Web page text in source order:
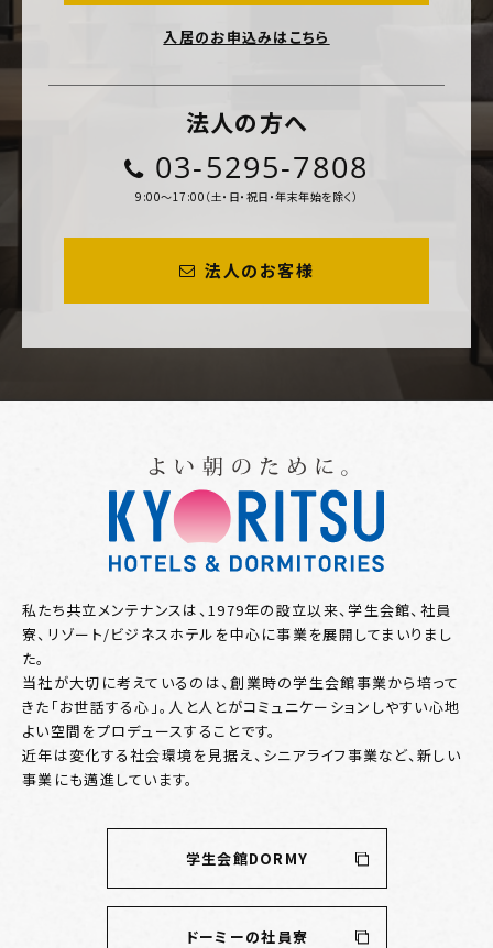
入居のお申込みはこちら
法人の方へ
03-5295-7808
9:00～17:00（土・日・祝日・年末年始を除く）
法人のお客様
私たち共立メンテナンスは、1979年の設立以来、学生会館、社員
寮、リゾート/ビジネスホテルを中心に事業を展開してまいりまし
た。
当社が大切に考えているのは、創業時の学生会館事業から培って
きた「お世話する心」。人と人とがコミュニケーションしやすい心地
よい空間をプロデュースすることです。
近年は変化する社会環境を見据え、シニアライフ事業など、新しい
事業にも邁進しています。
学生会館DORMY
ドーミーの社員寮